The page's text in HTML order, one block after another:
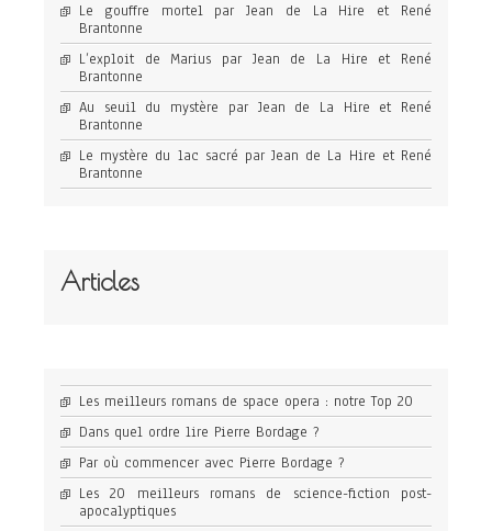
Le gouffre mortel par Jean de La Hire et René
Brantonne
L’exploit de Marius par Jean de La Hire et René
Brantonne
Au seuil du mystère par Jean de La Hire et René
Brantonne
Le mystère du lac sacré par Jean de La Hire et René
Brantonne
Articles
Les meilleurs romans de space opera : notre Top 20
Dans quel ordre lire Pierre Bordage ?
Par où commencer avec Pierre Bordage ?
Les 20 meilleurs romans de science-fiction post-
apocalyptiques